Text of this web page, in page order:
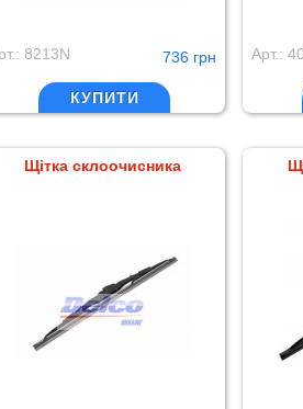
8213N 736 грн
КУПИТИ
Арт.:
Щітка склоочисника